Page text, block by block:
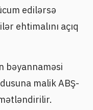
edilərsə
ehtimalını açıq
bəyannaməsi
malik ABŞ-